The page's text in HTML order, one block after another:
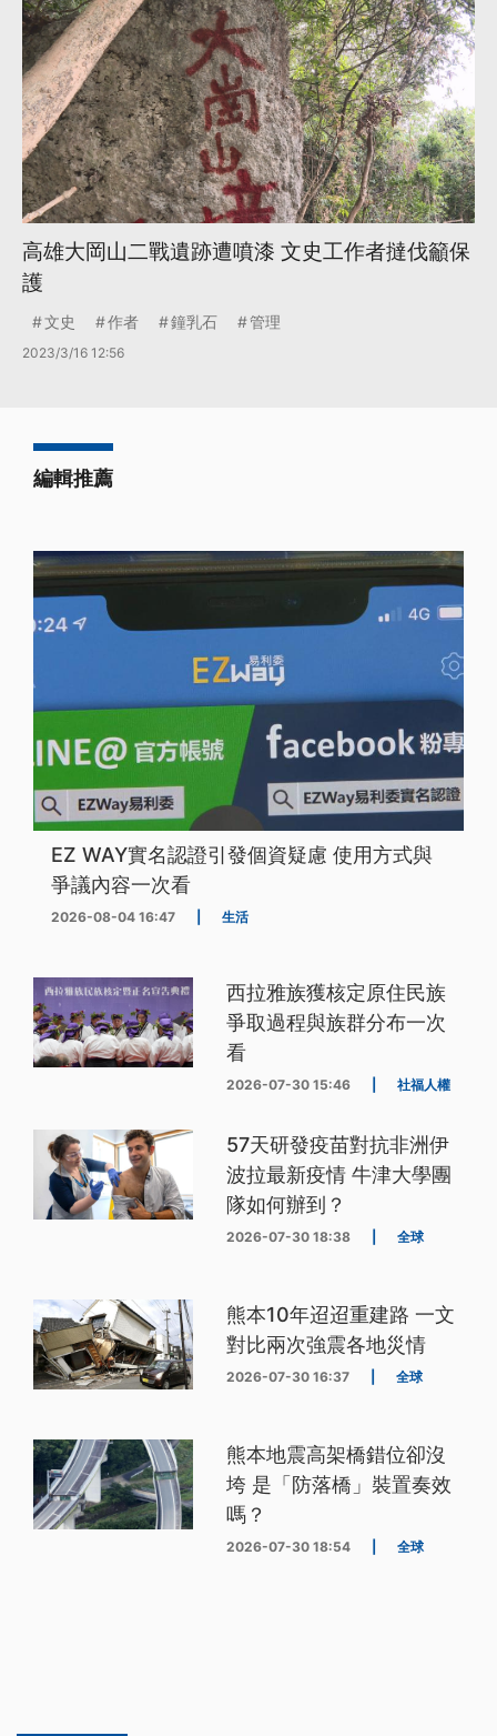
高雄大岡山二戰遺跡遭噴漆 文史工作者撻伐籲保
護
文史 作者 鐘乳石 管理
2023/3/16 12:56
編輯推薦
EZ WAY實名認證引發個資疑慮 使用方式與
爭議內容一次看
2026-08-04 16:47 生活
西拉雅族獲核定原住民族
爭取過程與族群分布一次
看
2026-07-30 15:46 社福人權
57天研發疫苗對抗非洲伊
波拉最新疫情 牛津大學團
隊如何辦到？
2026-07-30 18:38 全球
熊本10年迢迢重建路 一文
對比兩次強震各地災情
2026-07-30 16:37 全球
熊本地震高架橋錯位卻沒
垮 是「防落橋」裝置奏效
嗎？
2026-07-30 18:54 全球